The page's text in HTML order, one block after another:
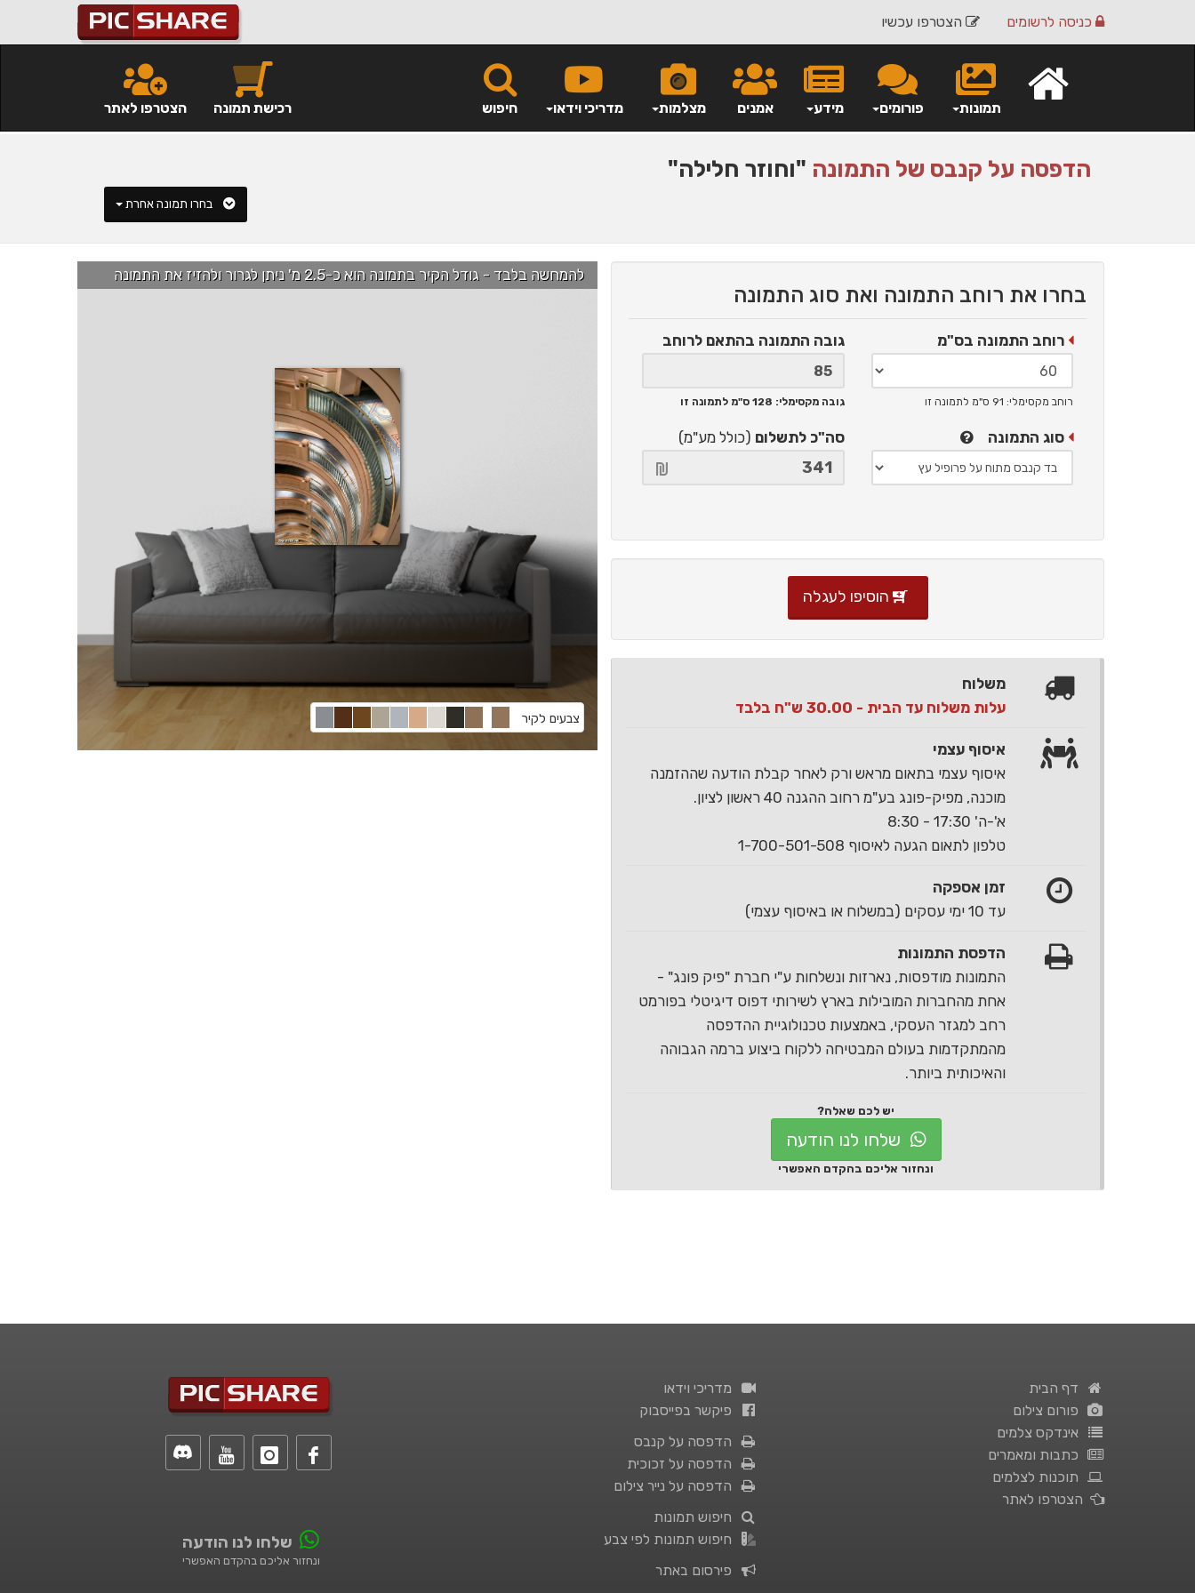
הצטרפו עכשיו כניסה לרשומים
חיפוש מדריכי וידאו מצלמות אמנים מידע פורומים תמונות הצטרפו לאתר רכישת תמונה
הדפסה על קנבס של התמונה "וחוזר חלילה"
להמחשה בלבד - גודל הקיר בתמונה הוא כ-2.5 מ' ניתן לגרור ולהזיז את התמונה
צבעים לקיר
בחרו את רוחב התמונה ואת סוג התמונה
רוחב התמונה בס"מ
רוחב מקסימלי: 91 ס"מ לתמונה זו
גובה התמונה בהתאם לרוחב
גובה מקסימלי: 128 ס"מ לתמונה זו
סוג התמונה סה"כ לתשלום (כולל מע"מ)
הוסיפו לעגלה
משלוח
עלות משלוח עד הבית - 30.00 ש"ח בלבד
איסוף עצמי
איסוף עצמי בתאום מראש ורק לאחר קבלת הודעה שההזמנה
מוכנה, מפיק-פונג בע"מ רחוב ההגנה 40 ראשון לציון.
א'-ה' 17:30 - 8:30
טלפון לתאום הגעה לאיסוף 1-700-501-508
זמן אספקה
עד 10 ימי עסקים (במשלוח או באיסוף עצמי)
הדפסת התמונות
התמונות מודפסות, נארזות ונשלחות ע"י חברת "פיק פונג" -
אחת מהחברות המובילות בארץ לשירותי דפוס דיגיטלי בפורמט
רחב למגזר העסקי, באמצעות טכנולוגיית ההדפסה
מהמתקדמות בעולם המבטיחה ללקוח ביצוע ברמה הגבוהה
והאיכותית ביותר.
יש לכם שאלה?
שלחו לנו הודעה
ונחזור אליכם בהקדם האפשרי
שלחו לנו הודעה
ונחזור אליכם בהקדם האפשרי
מדריכי וידאו
פיקשר בפייסבוק
הדפסה על קנבס
הדפסה על זכוכית
הדפסה על נייר צילום
חיפוש תמונות
חיפוש תמונות לפי צבע
פירסום באתר
דף הבית
פורום צילום
אינדקס צלמים
כתבות ומאמרים
תוכנות לצלמים
הצטרפו לאתר